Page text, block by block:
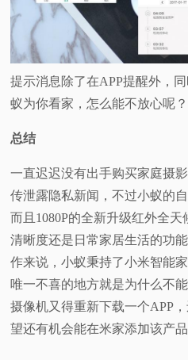
提示消息除了在APP提醒外，
蚁为你看家，怎么能不放心呢？
总结
一直迟迟没有出手购买家庭摄
传泄露隐私新闻，不过小蚁的
而且1080P的全新升级红外全
清晰度还是日常家居生活的功
作来说，小蚁秉持了小米智能
唯一不喜的地方就是为什么不
摄像机又得重新下载一个APP
望还有机会能在米家添加该产品